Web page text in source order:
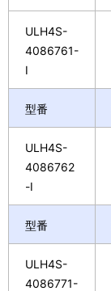
ULH4S-
4086761-
I
型番
ULH4S-
4086762
-I
型番
ULH4S-
4086771-